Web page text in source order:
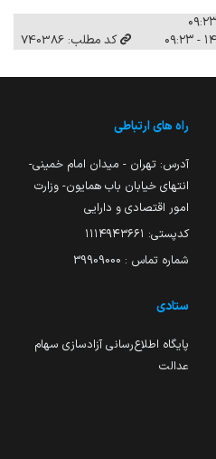
کد مطلب: 740386
راه های ارتباطی
آدرس: تهران - میدان امام خمینی-
انتهای خیابان باب همایون- وزارت
امور اقتصادی و دارایی
کدپستی: ۱۱۱۴۹۴۳۶۶۱
شماره تماس : 39909000
ستادی
پایگاه اطلاع‌رسانی آزادسازی سهام
عدالت